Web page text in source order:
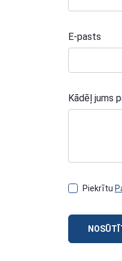
E-pasts
Kādēļ jums
Piekrītu